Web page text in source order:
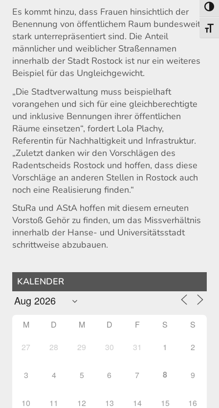
Es kommt hinzu, dass Frauen hinsichtlich der
Benennung von öffentlichem Raum bundesweit
stark unterrepräsentiert sind. Die Anteil
männlicher und weiblicher Straßennamen
innerhalb der Stadt Rostock ist nur ein weiteres
Beispiel für das Ungleichgewicht.
„Die Stadtverwaltung muss beispielhaft
vorangehen und sich für eine gleichberechtigte
und inklusive Bennungen ihrer öffentlichen
Räume einsetzen“, fordert Lola Plachy,
Referentin für Nachhaltigkeit und Infrastruktur.
„Zuletzt danken wir den Vorschlägen des
Radentscheids Rostock und hoffen, dass diese
Vorschläge an anderen Stellen in Rostock auch
noch eine Realisierung finden.“
StuRa und AStA hoffen mit diesem erneuten
Vorstoß Gehör zu finden, um das Missverhältnis
innerhalb der Hanse- und Universitätsstadt
schrittweise abzubauen.
KALENDER
M D M D F S S
27 28 29 30 31 1 2
3 4 5 6 7 8 9
10 11 12 13 14 15 16